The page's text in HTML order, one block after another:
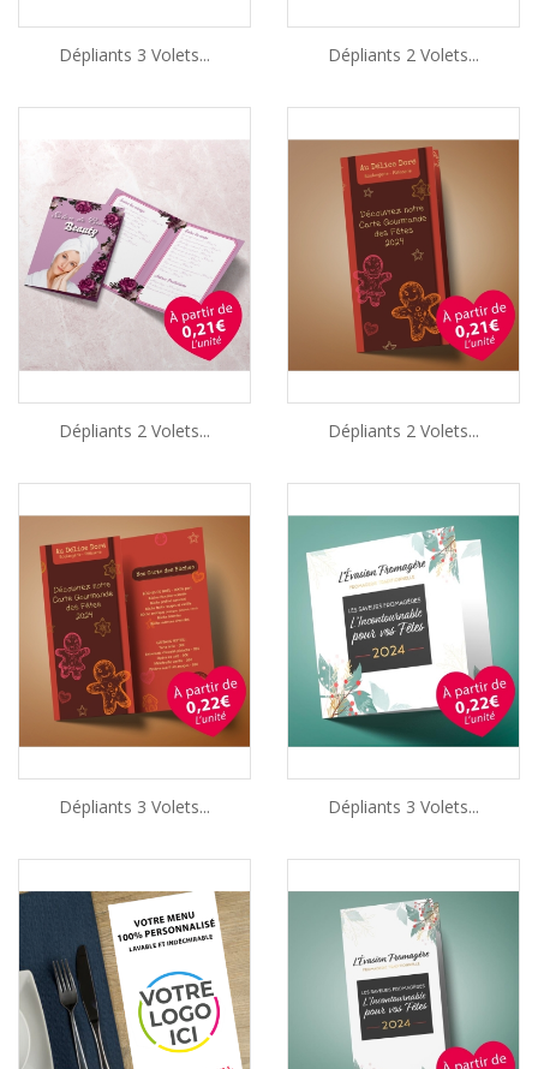
Dépliants 3 Volets... Dépliants 2 Volets...
Dépliants 2 Volets... Dépliants 2 Volets...
Dépliants 3 Volets... Dépliants 3 Volets...